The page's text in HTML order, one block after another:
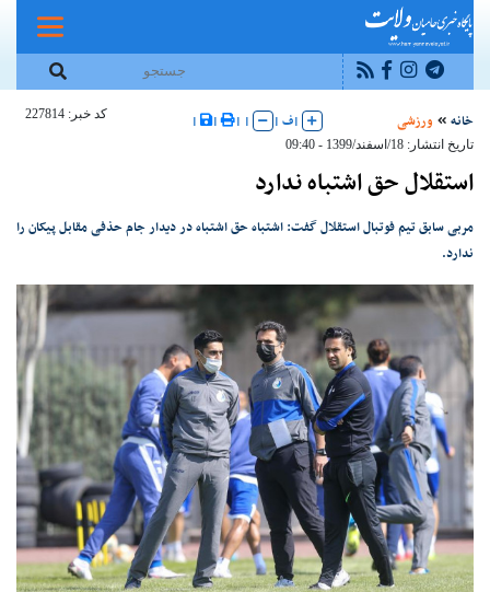
خانه ورزشی |ف |
|
|
|
|
کد خبر: 227814
تاریخ انتشار: 18/اسفند/1399 - 09:40
استقلال حق اشتباه ندارد
مربی سابق تیم فوتبال استقلال گفت: اشتباه حق اشتباه در دیدار جام حذفی مقابل پیکان را
ندارد.